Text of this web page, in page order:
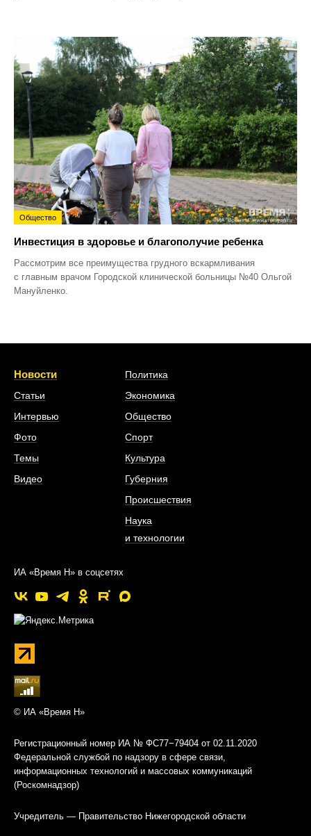
Общество
Инвестиция в здоровье и благополучие ребенка
Рассмотрим все преимущества грудного вскармливания
с главным врачом Городской клинической больницы №40 Ольгой
Мануйленко.
Новости
Статьи
Интервью
Фото
Темы
Видео
Политика
Экономика
Общество
Спорт
Культура
Губерния
Происшествия
Наука
и технологии
ИА «Время Н» в соцсетях
© ИА «Время Н»
Регистрационный номер ИА № ФС77−79404 от 02.11.2020
Федеральной службой по надзору в сфере связи,
информационных технологий и массовых коммуникаций
(Роскомнадзор)
Учредитель — Правительство Нижегородской области